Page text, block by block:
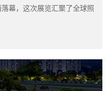
幕，这次展览汇聚了全球照